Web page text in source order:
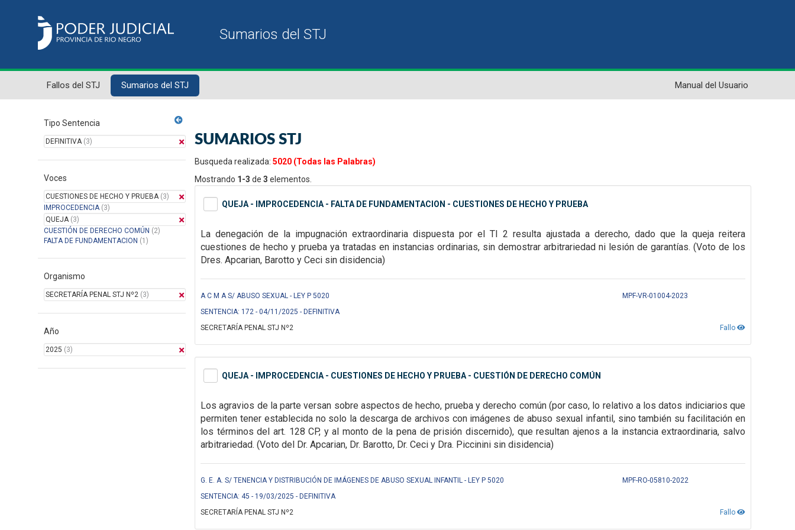
Fallos del STJ Sumarios del STJ Manual del Usuario
Tipo Sentencia
DEFINITIVA(3)
Voces
CUESTIONES DE HECHO Y PRUEBA(3)
IMPROCEDENCIA(3)
QUEJA(3)
CUESTIÓN DE DERECHO COMÚN (2)
FALTA DE FUNDAMENTACION (1)
Organismo
SECRETARÍA PENAL STJ Nº2 (3)
Año
2025 (3)
SUMARIOS STJ
Busqueda realizada: 5020 (Todas las Palabras)
Mostrando 1-3 de 3 elementos.
QUEJA - IMPROCEDENCIA - FALTA DE FUNDAMENTACION - CUESTIONES DE HECHO Y PRUEBA
La denegación de la impugnación extraordinaria dispuesta por el TI 2 resulta ajustada a derecho, dado que la queja reitera
cuestiones de hecho y prueba ya tratadas en instancias ordinarias, sin demostrar arbitrariedad ni lesión de garantías. (Voto de los
Dres. Apcarian, Barotto y Ceci sin disidencia)
A C M A S/ ABUSO SEXUAL - LEY P 5020
MPF-VR-01004-2023
SENTENCIA: 172 - 04/11/2025 - DEFINITIVA
Fallo
SECRETARÍA PENAL STJ Nº2
QUEJA - IMPROCEDENCIA - CUESTIONES DE HECHO Y PRUEBA - CUESTIÓN DE DERECHO COMÚN
Los agravios de la parte versan sobre aspectos dehecho, prueba y derecho común (por caso, lo relativo a los datos indiciarios que
permiten tener establecida no solo la descarga de archivos con imágenes de abuso sexual infantil, sinotambién su facilitación en
los términos del art. 128 CP, y al monto de la pena de prisión discernido), que resultan ajenos a la instancia extraordinaria, salvo
arbitrariedad. (Voto del Dr. Apcarian, Dr. Barotto, Dr. Ceci y Dra. Piccinini sin disidencia)
G. E. A. S/ TENENCIA Y DISTRIBUCIÓN DE IMÁGENES DE ABUSO SEXUAL INFANTIL - LEY P 5020
MPF-RO-05810-2022
SENTENCIA: 45 - 19/03/2025 - DEFINITIVA
Fallo
SECRETARÍA PENAL STJ Nº2